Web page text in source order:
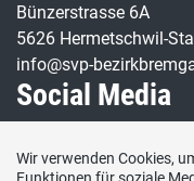
Bünzerstrasse 6A
5626 Hermetschwil-
info@svp-
Social Media
Besuchen Sie uns bei:
Wir verwenden Cookies,